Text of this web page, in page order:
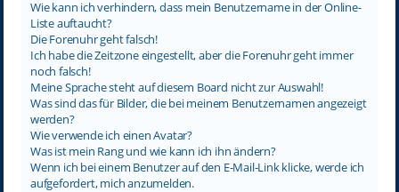
Wie kann ich verhindern, dass mein Benutzername in der Online-
Liste auftaucht?
Die Forenuhr geht falsch!
Ich habe die Zeitzone eingestellt, aber die Forenuhr geht immer
noch falsch!
Meine Sprache steht auf diesem Board nicht zur Auswahl!
Was sind das für Bilder, die bei meinem Benutzernamen angezeigt
werden?
Wie verwende ich einen Avatar?
Was ist mein Rang und wie kann ich ihn ändern?
Wenn ich bei einem Benutzer auf den E-Mail-Link klicke, werde ich
aufgefordert, mich anzumelden.